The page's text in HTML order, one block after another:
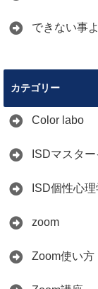
できない事
カテゴリー
Color labo
ISDマスタ
ISD個性心
zoom
Zoom使い方